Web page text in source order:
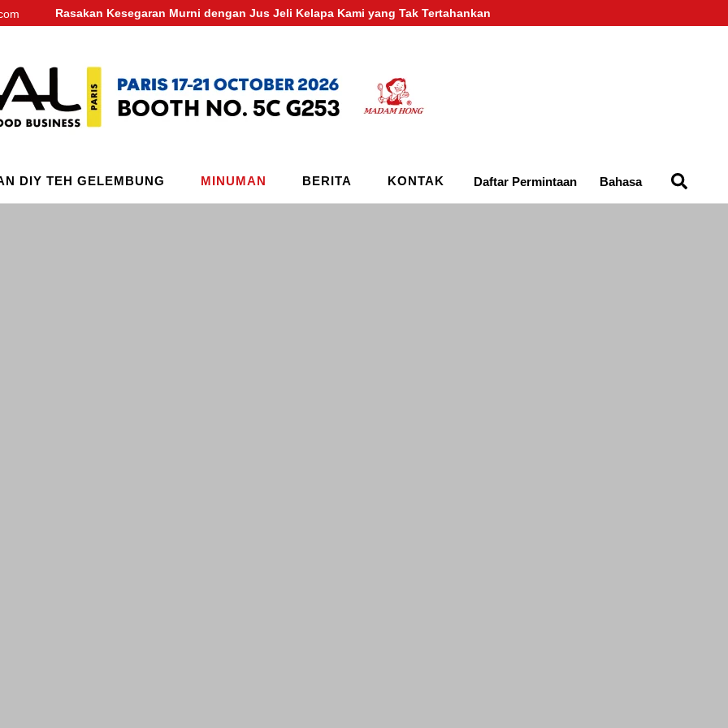
Rasakan Kesegaran Murni dengan Jus Jeli Kelapa Kami yang Tak Tertahankan
DIY TEH GELEMBUNG MINUMAN BERITA KONTAK Daftar Permintaan Bahasa